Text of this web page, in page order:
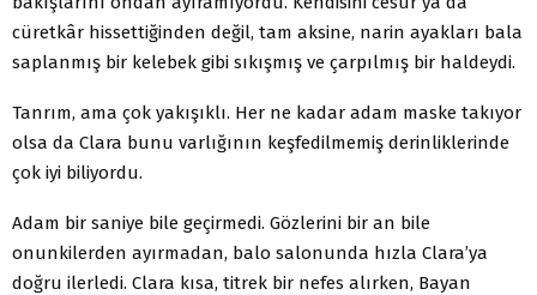
cüretkâr hissettiğinden değil, tam aksine, narin ayakları bala
saplanmış bir kelebek gibi sıkışmış ve çarpılmış bir haldeydi.
Tanrım, ama çok yakışıklı. Her ne kadar adam maske takıyor
olsa da Clara bunu varlığının keşfedilmemiş derinliklerinde
çok iyi biliyordu.
Adam bir saniye bile geçirmedi. Gözlerini bir an bile
onunkilerden ayırmadan, balo salonunda hızla Clara’ya
doğru ilerledi. Clara kısa, titrek bir nefes alırken, Bayan